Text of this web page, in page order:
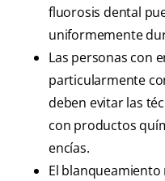
fluorosis dental
uniformemente
Las personas con
particularmente
deben evitar las
con productos
encías.
El